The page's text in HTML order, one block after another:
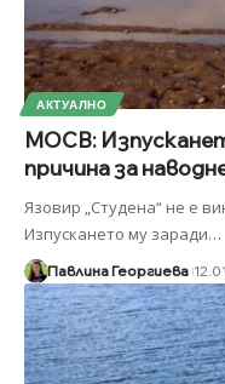
АКТУАЛНО
МОСВ:
причина за
Язовир „Студена“ не е
Изпускането му заради…
Павлина Георгиева